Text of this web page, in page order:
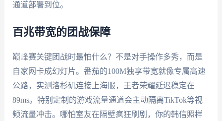
通道部署到位。
百兆带宽的团战保障
巅峰赛关键团战时最怕什么？不是对手操作多秀，而是
自家网卡成幻灯片。番茄的100M独享带宽就像专属高速
公路，实测洛杉矶连接上海服，王者荣耀延迟稳定在
89ms。特别定制的游戏流量通道会主动隔离TikTok等视
频流量冲击。哪怕室友在隔壁疯狂刷剧，你的韩信照样